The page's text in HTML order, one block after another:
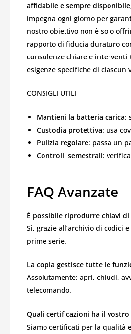
affidabile e sempre disponibile
impegna ogni giorno per
nostro obiettivo non è solo
rapporto di fiducia duraturo
consulenze chiare e interventi
esigenze specifiche di ciascun
CONSIGLI UTILI
Mantieni la batteria carica:
Custodia protettiva: usa
Pulizia regolare: passa un
Controlli semestrali:
FAQ Avanzate
È possibile riprodurre chiavi di
Sì, grazie all’archivio di codici
prime serie.
La copia gestisce tutte le
Assolutamente: apri, chiudi,
telecomando.
Quali certificazioni ha il vostro
Siamo certificati per la qualità